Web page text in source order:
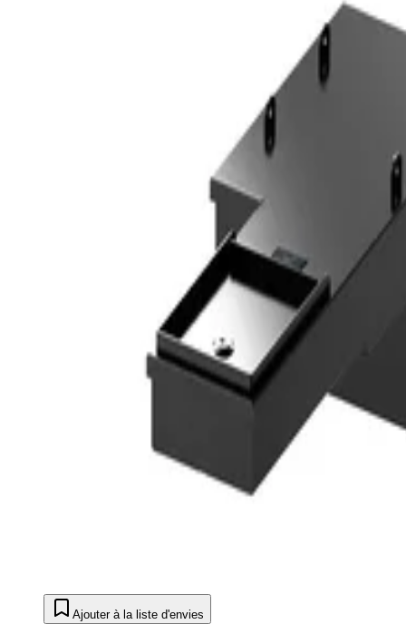
Ajouter à la liste d'envies